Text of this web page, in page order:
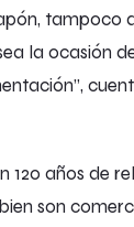
tampoco
la ocasión
120 años de
son